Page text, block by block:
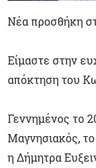
Νέα προσθήκη
Είμαστε στην
απόκτηση του
Γεννημένος το
Μαγνησιακός,
η Δήμητρα